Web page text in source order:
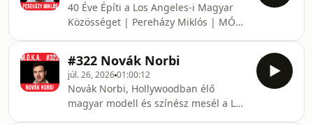
40 Éve Építi a Los Angeles-i Magyar
Közösséget | Pereházy Miklós | MÓKA
Amerikában magától működik. Pedig
a valóság egészen más. Valakinek
évtizedeken át dolgoznia kell azért,
hogy legyen egy hely, ahol a
#322 Novák Norbi
júl. 26, 202601:00:12
Novák Norbi, Hollywoodban élő
magyar modell és színész mesél a Los